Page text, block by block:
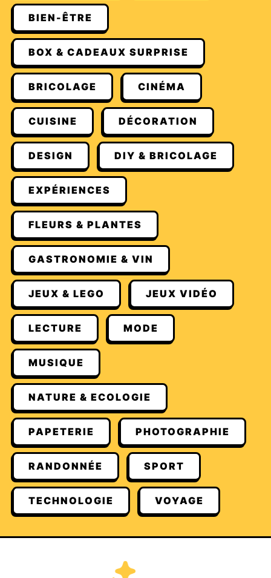
BIEN-ÊTRE
BOX & CADEAUX SURPRISE
BRICOLAGE CINÉMA
CUISINE DÉCORATION
DESIGN DIY & BRICOLAGE
EXPÉRIENCES
FLEURS & PLANTES
GASTRONOMIE & VIN
JEUX & LEGO JEUX VIDÉO
LECTURE MODE
MUSIQUE
NATURE & ECOLOGIE
PAPETERIE PHOTOGRAPHIE
RANDONNÉE SPORT
TECHNOLOGIE VOYAGE